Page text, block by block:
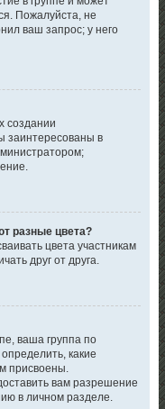
Пожалуйста, не
ваш запрос; у него
создании
заинтересованы в
разные цвета?
цвета участникам
друг от друга.
ваша группа по
какие
присвоены.
вам разрешение
в личном разделе.